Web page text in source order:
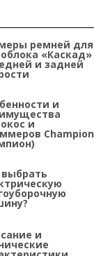
ремней для
«Каскад»
и задней
и
и
Champion
выбрать
и